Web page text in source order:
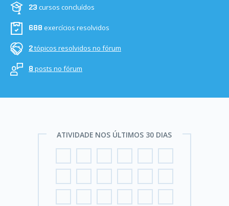
23 cursos concluídos
688 exercícios resolvidos
2tópicos resolvidos no fórum
8 posts no fórum
ATIVIDADE NOS ÚLTIMOS 30 DIAS